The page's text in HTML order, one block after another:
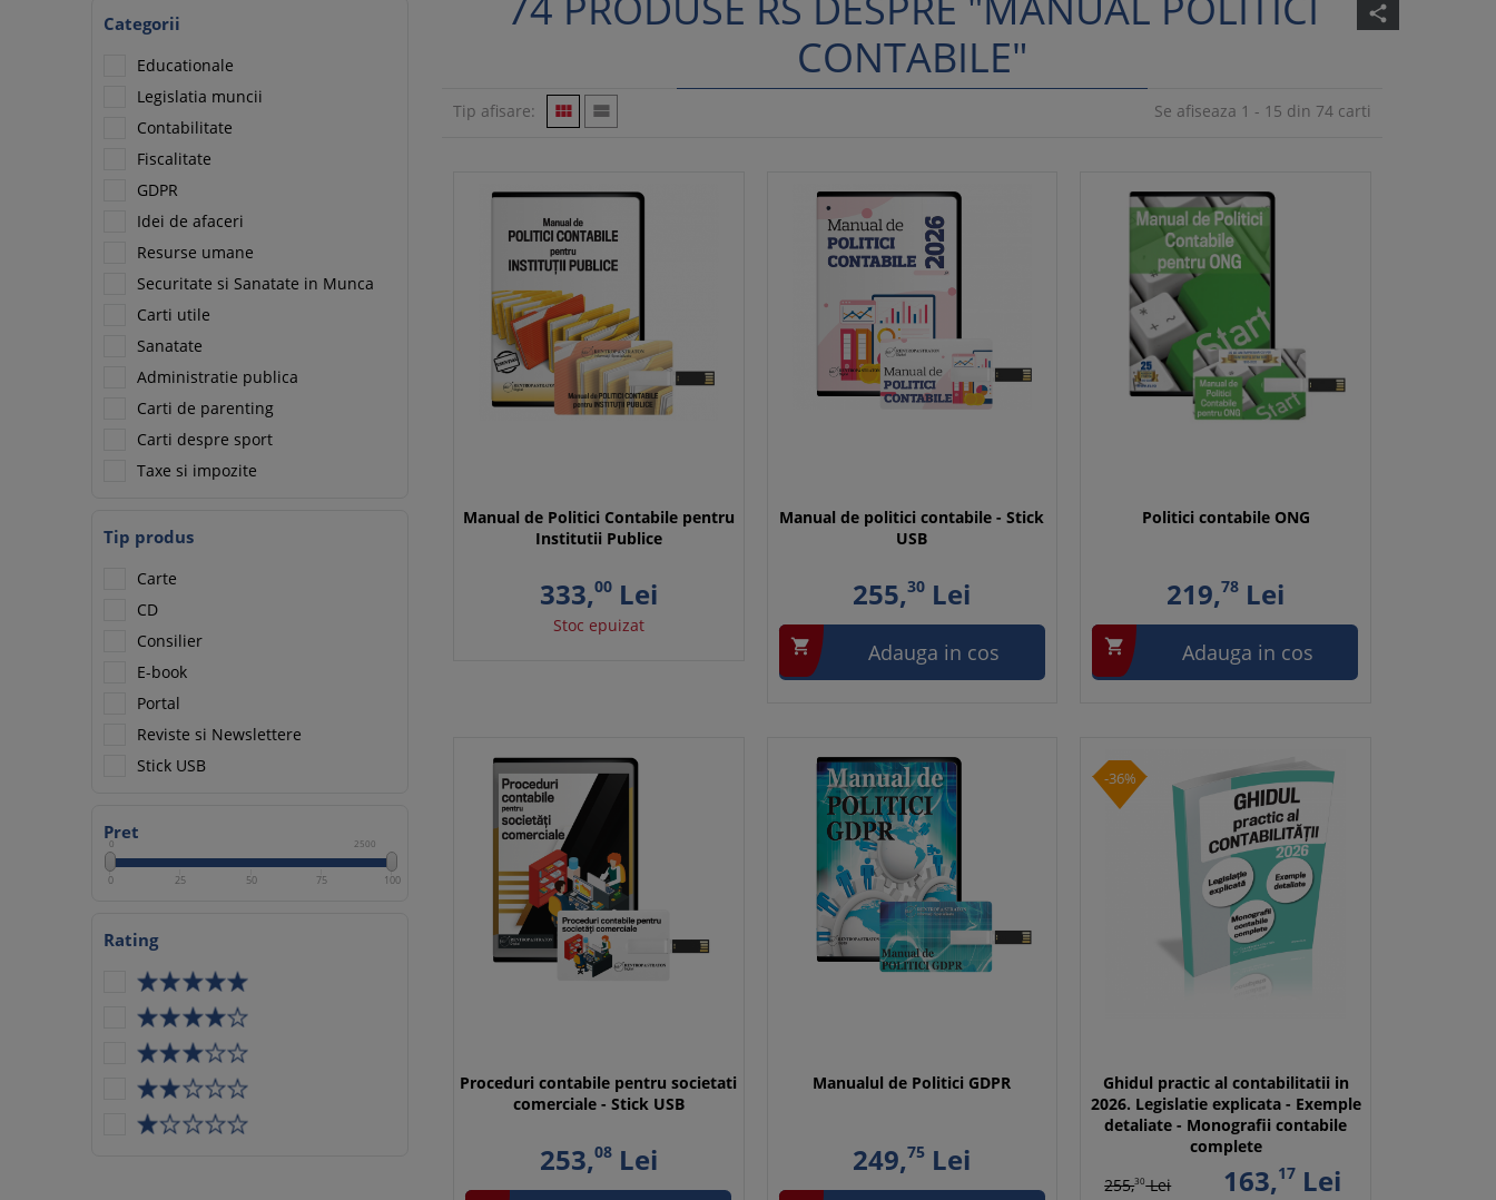
Categorii
Educationale
Legislatia muncii
Contabilitate
Fiscalitate
GDPR
Idei de afaceri
Resurse umane
Securitate si Sanatate in Munca
Carti utile
Sanatate
Administratie publica
Carti de parenting
Carti despre sport
Taxe si impozite
Tip produs
Carte
CD
Consilier
E-book
Portal
Reviste si Newslettere
Stick USB
Pret
0 2500
0 25 50 75 100
Rating
share
CONTABILE"
Tip afisare:   Se afiseaza 1 - 15 din 74 carti
Manual de Politici Contabile pentru
Institutii Publice
333,00Lei
Stoc epuizat
Manual de politici contabile - Stick
USB
255,30 Lei
 Adauga in cos
Politici contabile ONG
219,78Lei
 Adauga in cos
Proceduri contabile pentru societati
comerciale - Stick USB
253,08Lei
Manualul de Politici GDPR
249,75 Lei
-36%
Ghidul practic al contabilitatii in
2026. Legislatie explicata - Exemple
detaliate - Monografii contabile
complete
255,30Lei 163,17Lei